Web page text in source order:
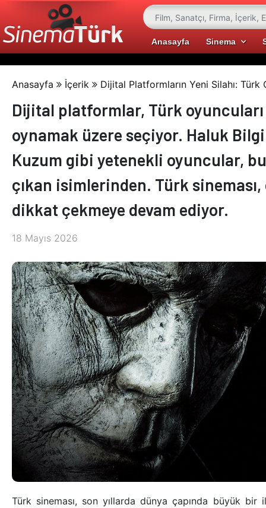
Anasayfa Sinema
Anasayfa İçerik Dijital Platformların Yeni Silahı: Türk
Dijital platformlar, Türk
oynamak üzere seçiyor. Haluk
Kuzum gibi yetenekli oyuncular,
çıkan isimlerinden. Türk sineması,
dikkat çekmeye devam ediyor.
18 Mayıs 2026
Türk sineması, son yıllarda dünya çapında büyük